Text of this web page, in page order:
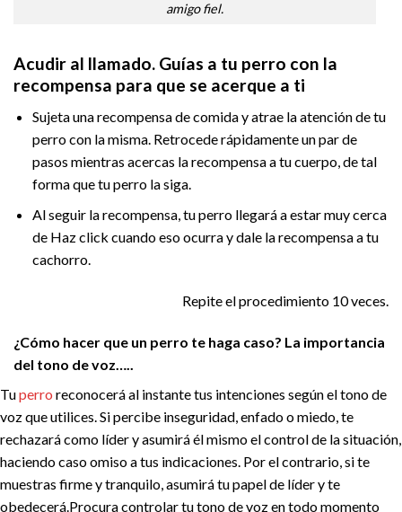
amigo fiel.
Acudir al llamado. Guías a tu perro con la
recompensa para que se acerque a ti
Sujeta una recompensa de comida y atrae la atención de tu
perro con la misma. Retrocede rápidamente un par de
pasos mientras acercas la recompensa a tu cuerpo, de tal
forma que tu perro la siga.
Al seguir la recompensa, tu perro llegará a estar muy cerca
de Haz click cuando eso ocurra y dale la recompensa a tu
cachorro.
Repite el procedimiento 10 veces.
¿Cómo hacer que un perro te haga caso? La importancia
del tono de voz…..
Tuperro reconocerá al instante tus intenciones según el tono de
voz que utilices. Si percibe inseguridad, enfado o miedo, te
rechazará como líder y asumirá él mismo el control de la situación,
haciendo caso omiso a tus indicaciones. Por el contrario, si te
muestras firme y tranquilo, asumirá tu papel de líder y te
obedecerá.Procura controlar tu tono de voz en todo momento